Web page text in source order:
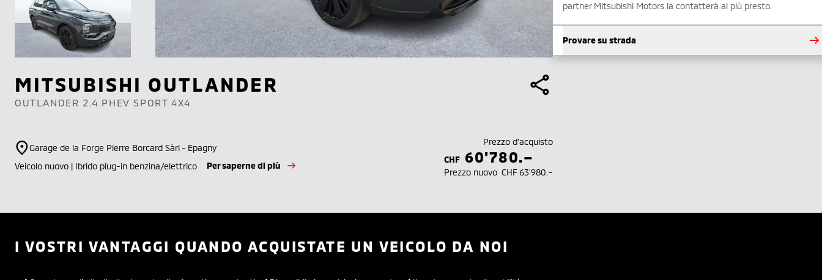
MITSUBISHI OUTLANDER
OUTLANDER 2.4 PHEV SPORT 4X4
Garage de la Forge Pierre Borcard Sàrl - Epagny
Veicolo nuovo | Ibrido plug-in benzina/elettrico
Per saperne di più
Prezzo d’acquisto
CHF 60'780.–
Prezzo nuovo CHF 63'980.–
partner Mitsubishi Motors la contatterà al più presto.
Provare su strada
I VOSTRI VANTAGGI QUANDO ACQUISTATE UN VEICOLO DA NOI